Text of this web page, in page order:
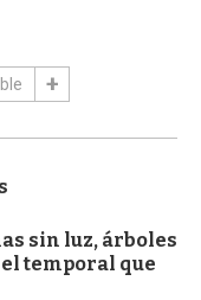
sin luz, árboles
temporal que